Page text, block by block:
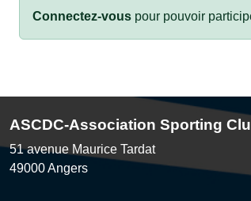
Connectez-vous pour pouvoir
ASCDC-Association Sporting
51 avenue Maurice Tardat
49000Angers